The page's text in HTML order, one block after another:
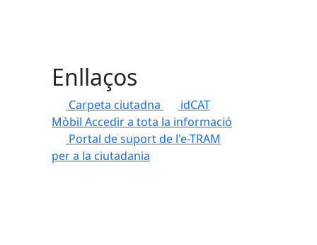
Enllaços
Carpeta ciutadna
idCAT
Mòbil Accedir a tota la informació
Portal de suport de l'e-TRAM
per a la ciutadania